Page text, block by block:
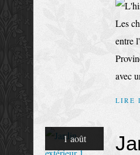
Les
entre
avec
LIRE
1 août